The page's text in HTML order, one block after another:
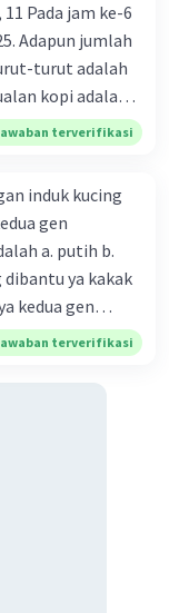
Pada jam ke-6
Adapun jumlah
turut adalah
kopi adalah
konsisten,
pada jam ke-5?
terverifikasi
induk kucing
gen
a. putih b.
ya kakak
kedua gen
terverifikasi